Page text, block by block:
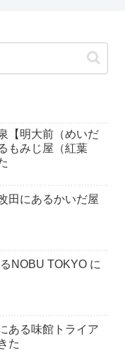
【明大前（めいだ
もみじ屋（紅葉
田にあるかいだ屋
NOBU TOKYO に
ある味館トライア
た